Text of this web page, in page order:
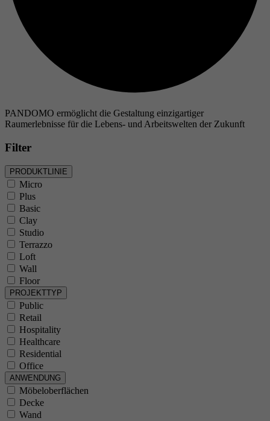
PANDOMO ermöglicht die Gestaltung einzigartiger
Raumerlebnisse für die Lebens- und Arbeitswelten der Zukunft
Filter
PRODUKTLINIE
Micro
Plus
Basic
Clay
Studio
Terrazzo
Loft
Wall
Floor
PROJEKTTYP
Public
Retail
Hospitality
Healthcare
Residential
Office
ANWENDUNG
Möbeloberflächen
Decke
Wand